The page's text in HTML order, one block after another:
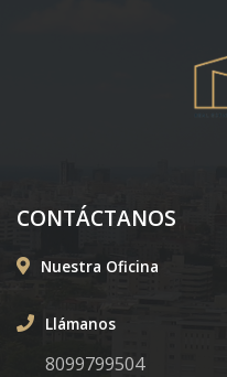
CONTÁCTANOS
Nuestra Oficina
Llámanos
8099799504